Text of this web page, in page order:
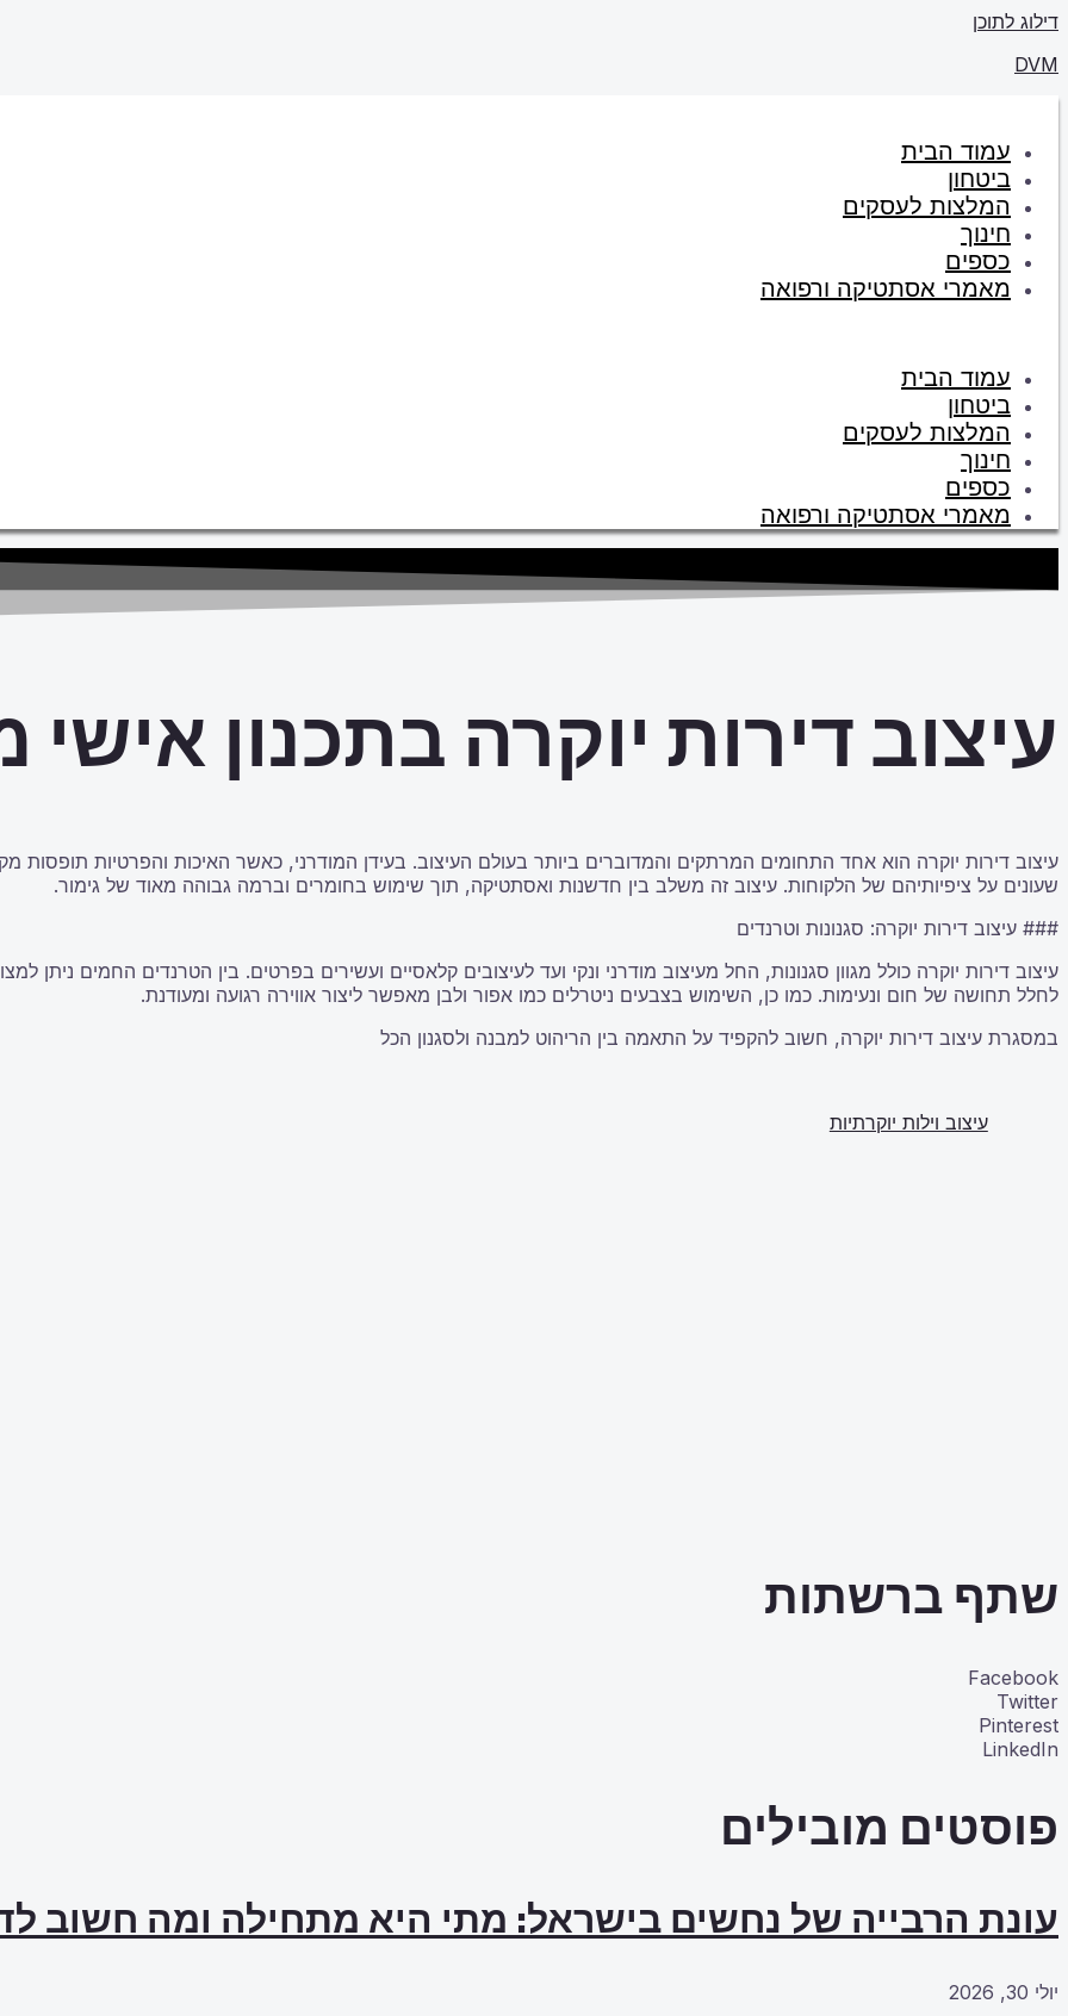
דילוג לתוכן
DVM
עמוד הבית
ביטחון
המלצות לעסקים
חינוך
כספים
מאמרי אסתטיקה ורפואה
עמוד הבית
ביטחון
המלצות לעסקים
חינוך
כספים
מאמרי אסתטיקה ורפואה
עיצוב דירות יוקרה בתכנון
עיצוב דירות יוקרה הוא אחד התחומים המרתקים והמדוברים ביותר בעולם העיצוב. בעידן המודרני, כאשר האיכות והפרטיות תופסות
שעונים על ציפיותיהם של הלקוחות. עיצוב זה משלב בין חדשנות ואסתטיקה, תוך שימוש בחומרים וברמה גבוהה מאוד של גימור.
### עיצוב דירות יוקרה: סגנונות וטרנדים
עיצוב דירות יוקרה כולל מגוון סגנונות, החל מעיצוב מודרני ונקי ועד לעיצובים קלאסיים ועשירים בפרטים. בין הטרנדים החמים
לחלל תחושה של חום ונעימות. כמו כן, השימוש בצבעים ניטרלים כמו אפור ולבן מאפשר ליצור אווירה רגועה ומעודנת.
במסגרת עיצוב דירות יוקרה, חשוב להקפיד על התאמה בין הריהוט למבנה ולסגנון הכל
עיצוב וילות יוקרתיות
שתף ברשתות
Facebook
Twitter
Pinterest
LinkedIn
פוסטים מובילים
עונת הרבייה של נחשים בישראל: מתי היא מתחילה ומה חשוב
יולי 30, 2026